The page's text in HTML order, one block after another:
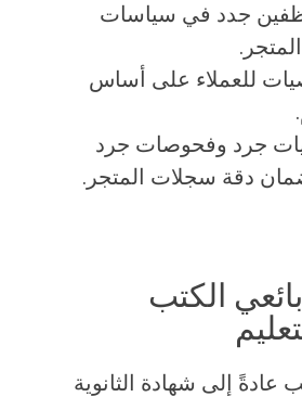
جدد في سياسات
للعملاء على أساس
جرد وفحوصات جرد
دقة سجلات المتجر.
الكتب
عادةً إلى شهادة الثانوية